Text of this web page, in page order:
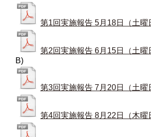
第1回実施報告 5月18日（土曜
第2回実施報告 6月15日（土曜
B)
第3回実施報告 7月20日（土曜
第4回実施報告 8月22日（木曜